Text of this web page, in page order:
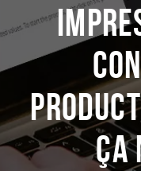
ça